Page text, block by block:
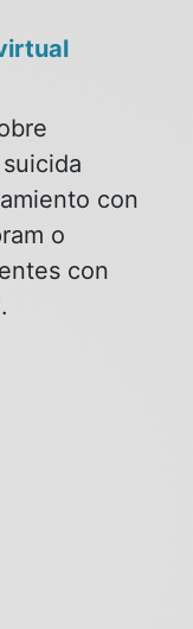
con
o
con